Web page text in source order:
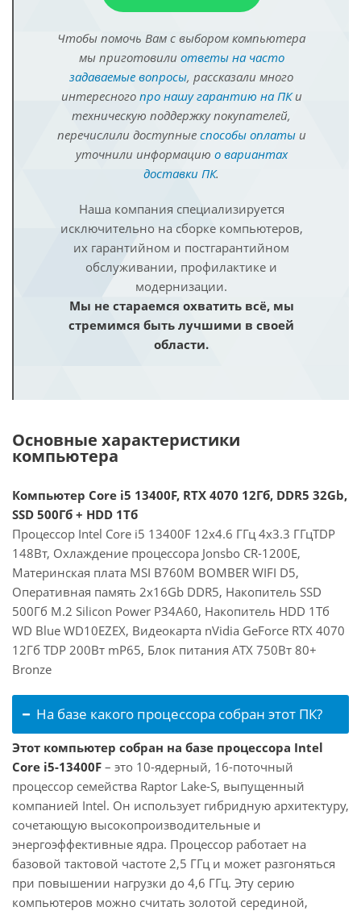
Чтобы помочь Вам с выбором компьютера
мы приготовили ответы на часто
задаваемые вопросы, рассказали много
интересного про нашу гарантию на ПКи
техническую поддержку покупателей,
перечислили доступные способы оплатыи
уточнили информацию о вариантах
доставки ПК.
Наша компания специализируется
исключительно на сборке компьютеров,
их гарантийном и постгарантийном
обслуживании, профилактике и
модернизации.
Мы не стараемся охватить всё, мы
стремимся быть лучшими в своей
области.
Основные характеристики
компьютера
Компьютер Core i5 13400F, RTX 4070 12Гб, DDR5 32Gb,
SSD 500Гб + HDD 1Тб
Процессор Intel Core i5 13400F 12x4.6 ГГц 4x3.3 ГГцTDP
148Вт, Охлаждение процессора Jonsbo CR-1200E,
Материнская плата MSI B760M BOMBER WIFI D5,
Оперативная память 2x16Gb DDR5, Накопитель SSD
500Гб M.2 Silicon Power P34A60, Накопитель HDD 1Тб
WD Blue WD10EZEX, Видеокарта nVidia GeForce RTX 4070
12Гб TDP 200Вт mP65, Блок питания ATX 750Вт 80+
Bronze
На базе какого процессора собран этот ПК?
Этот компьютер собран на базе процессора Intel
Core i5-13400F – это 10-ядерный, 16-поточный
процессор семейства Raptor Lake-S, выпущенный
компанией Intel. Он использует гибридную архитектуру,
сочетающую высокопроизводительные и
энергоэффективные ядра. Процессор работает на
базовой тактовой частоте 2,5 ГГц и может разгоняться
при повышении нагрузки до 4,6 ГГц. Эту серию
компьютеров можно считать золотой серединой,